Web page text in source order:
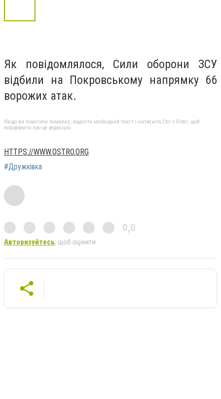
Як повідомлялося, Сили оборони ЗСУ
відбили на Покровському напрямку 66
ворожих атак.
Якщо ви помітили помилку, виділіть необхідний текст і натисніть Ctrl + Enter, щоб
повідомити про це редакцію
HTTPS://WWW.OSTRO.ORG
#Дружківка
0,0
Авторизуйтесь, щоб оцінити